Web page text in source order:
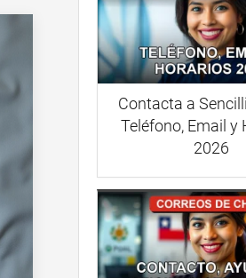
Contacta a
Teléfono, Email y
2026